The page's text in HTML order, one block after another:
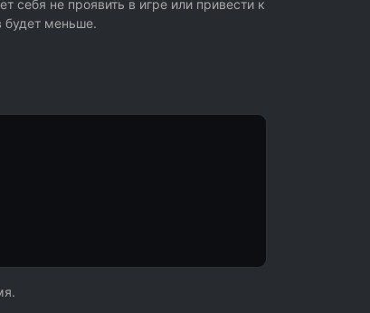
себя не проявить в игре или привести к
будет меньше.